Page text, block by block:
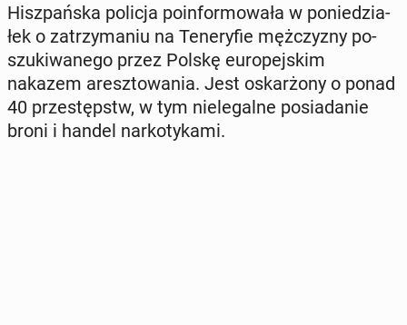
Hisz­pań­ska policja po­in­for­mo­wa­ła w po­nie­dzia­
łek o za­trzy­ma­niu na Te­ne­ry­fie męż­czy­zny po­
szu­ki­wa­ne­go przez Polskę eu­ro­pej­skim
nakazem aresz­to­wa­nia. Jest oskar­żo­ny o ponad
40 prze­stępstw, w tym nie­le­gal­ne po­sia­da­nie
broni i handel nar­ko­ty­ka­mi.